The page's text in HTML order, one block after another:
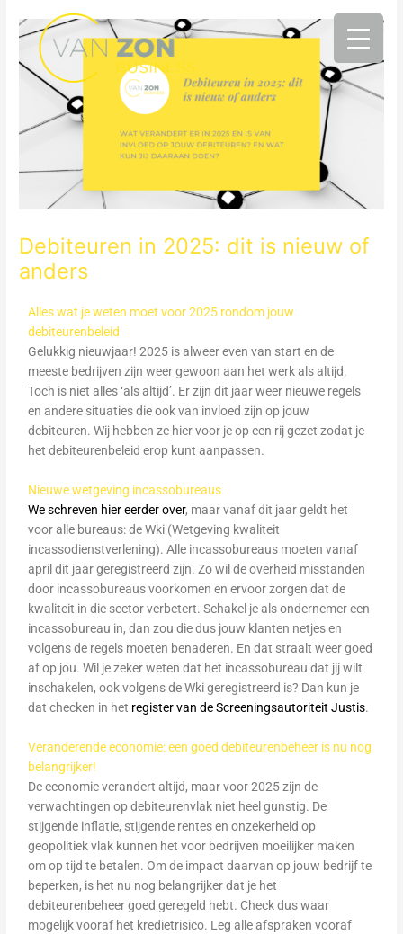
naar
inhoud
Debiteuren in 2025: dit is nieuw of
anders
Alles wat je weten moet voor 2025 rondom jouw
debiteurenbeleid
Gelukkig nieuwjaar! 2025 is alweer even van start en de
meeste bedrijven zijn weer gewoon aan het werk als altijd.
Toch is niet alles ‘als altijd’. Er zijn dit jaar weer nieuwe regels
en andere situaties die ook van invloed zijn op jouw
debiteuren. Wij hebben ze hier voor je op een rij gezet zodat je
het debiteurenbeleid erop kunt aanpassen.
Nieuwe wetgeving incassobureaus
We schreven hier eerder over, maar vanaf dit jaar geldt het
voor alle bureaus: de Wki (Wetgeving kwaliteit
incassodienstverlening). Alle incassobureaus moeten vanaf
april dit jaar geregistreerd zijn. Zo wil de overheid misstanden
door incassobureaus voorkomen en ervoor zorgen dat de
kwaliteit in die sector verbetert. Schakel je als ondernemer een
incassobureau in, dan zou die dus jouw klanten netjes en
volgens de regels moeten benaderen. En dat straalt weer goed
af op jou. Wil je zeker weten dat het incassobureau dat jij wilt
inschakelen, ook volgens de Wki geregistreerd is? Dan kun je
dat checken in het register van de Screeningsautoriteit Justis.
Veranderende economie: een goed debiteurenbeheer is nu nog
belangrijker!
De economie verandert altijd, maar voor 2025 zijn de
verwachtingen op debiteurenvlak niet heel gunstig. De
stijgende inflatie, stijgende rentes en onzekerheid op
geopolitiek vlak kunnen het voor bedrijven moeilijker maken
om op tijd te betalen. Om de impact daarvan op jouw bedrijf te
beperken, is het nu nog belangrijker dat je het
debiteurenbeheer goed geregeld hebt. Check dus waar
mogelijk vooraf het kredietrisico. Leg alle afspraken vooraf